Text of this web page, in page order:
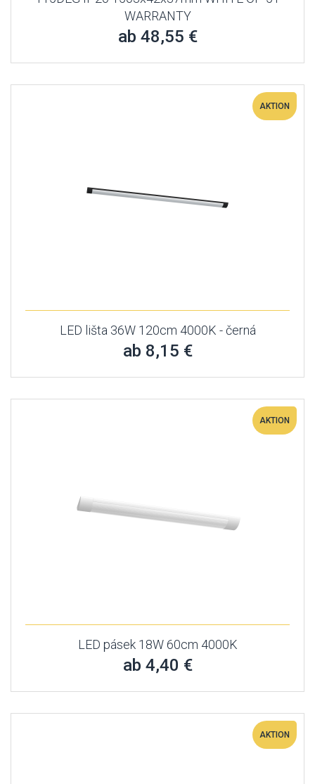
WARRANTY
ab 48,55 €
AKTION
LED lišta 36W 120cm 4000K - černá
ab 8,15 €
AKTION
LED pásek 18W 60cm 4000K
ab 4,40 €
AKTION